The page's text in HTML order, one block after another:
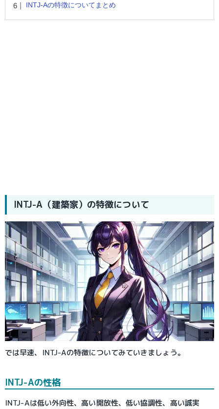
INTJ-Aの特徴についてまとめ
INTJ-A（建築家）の特徴について
では早速、INTJ-Aの特徴についてみていきましょう。
INTJ-Aの性格
INTJ-Aは低い外向性、高い開放性、低い協調性、高い誠実